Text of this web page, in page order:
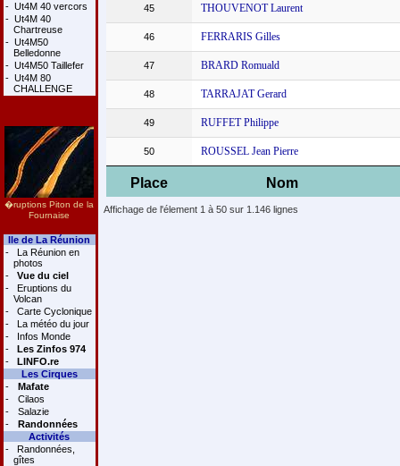
- Ut4M 40 vercors
- Ut4M 40
Chartreuse
- Ut4M50
Belledonne
- Ut4M50 Taillefer
- Ut4M 80
CHALLENGE
�ruptions Piton de la
Fournaise
Ile de La Réunion
-
La Réunion en
photos
-
Vue du ciel
-
Eruptions du
Volcan
-
Carte Cyclonique
-
La météo du jour
-
Infos Monde
-
Les Zinfos 974
-
LINFO.re
Les Cirques
-
Mafate
-
Cilaos
-
Salazie
-
Randonnées
Activités
-
Randonnées,
gîtes
Place Nom
45 THOUVENOT Laurent
46 FERRARIS Gilles
47 BRARD Romuald
48 TARRAJAT Gerard
49 RUFFET Philippe
50 ROUSSEL Jean Pierre
Affichage de l'élement 1 à 50 sur 1.146 lignes